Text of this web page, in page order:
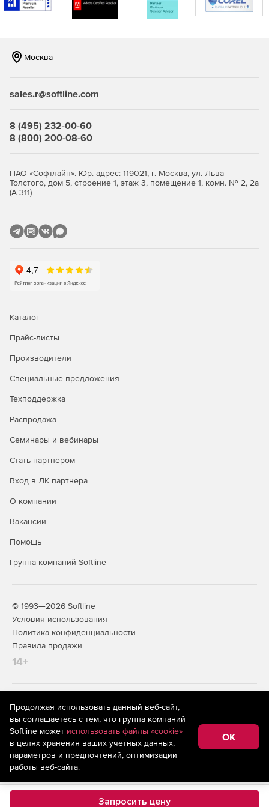
декодирования «на лету».
Запросить цену
Москва
sales.r@softline.com
8 (495) 232-00-60
8 (800) 200-08-60
ПАО «Софтлайн». Юр. адрес: 119021, г. Москва, ул. Льва
Толстого, дом 5, строение 1, этаж 3, помещение 1, комн. № 2, 2а
(А-311)
Каталог
Прайс-листы
Производители
Специальные предложения
Техподдержка
Распродажа
Семинары и вебинары
Стать партнером
Вход в ЛК партнера
О компании
Вакансии
Помощь
Группа компаний Softline
© 1993—2026 Softline
Условия использования
Политика конфиденциальности
Правила продажи
14+
На информационном ресурсе store.softline.ru применяются
рекомендательные технологии
(информационные технологии
предоставления информации на основе сбора,
систематизации и анализа сведений, относящихся к
предпочтениям пользователей сети «Интернет»,
находящихся на территории Российской Федерации)
Продолжая использовать данный веб-сайт,
вы соглашаетесь с тем, что группа компаний
Softline может использовать файлы «cookie»
в целях хранения ваших учетных данных,
параметров и предпочтений, оптимизации
работы веб-сайта.
OK